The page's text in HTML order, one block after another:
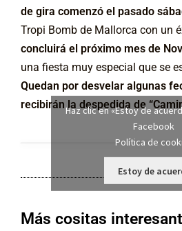
de gira comenzó el pasado
Tropi Bomb de Mallorca con un
concluirá el próximo mes de
una fiesta muy especial que se
Quedan por desvelar algunas
recibirán la despedida de
Haz clic en «Estoy de
Facebook
Política de
Estoy de
Más cositas